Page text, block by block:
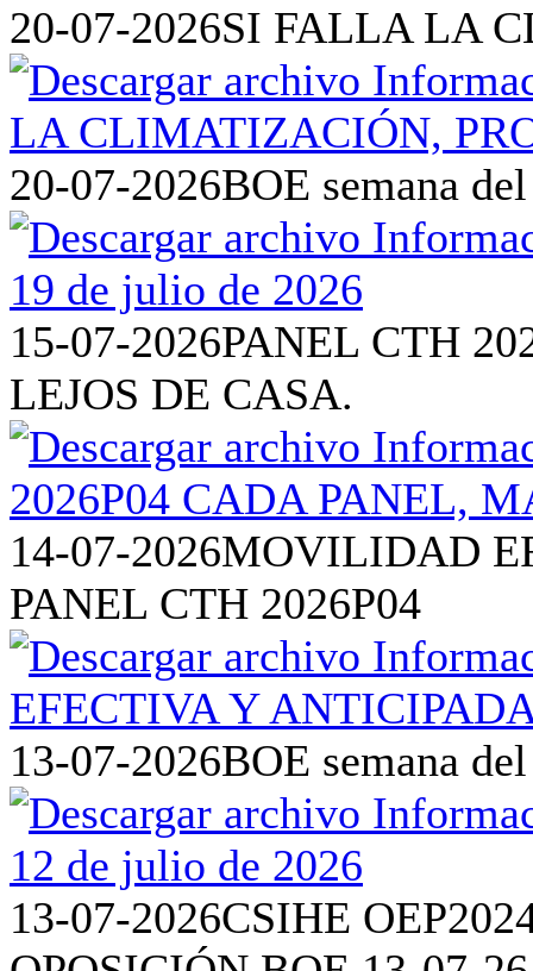
20-07-2026SI FALLA LA
20-07-2026BOE semana
15-07-2026PANEL CTH
LEJOS DE CASA.
14-07-2026MOVILIDAD
PANEL CTH 2026P04
13-07-2026BOE semana
13-07-2026CSIHE